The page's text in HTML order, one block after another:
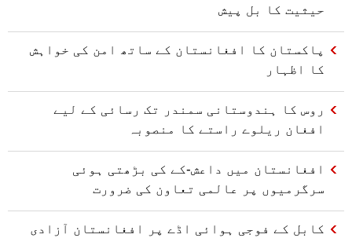
حیثیت کا بل پیش
پاکستان کا افغانستان کے ساتھ امن کی خواہش
کا اظہار
روس کا ہندوستانی سمندر تک رسائی کے لیے
افغان ریلوے راستے کا منصوبہ
افغانستان میں داعش-کے کی بڑھتی ہوئی
سرگرمیوں پر عالمی تعاون کی ضرورت
کابل کے فوجی ہوائی اڈے پر افغانستان آزادی